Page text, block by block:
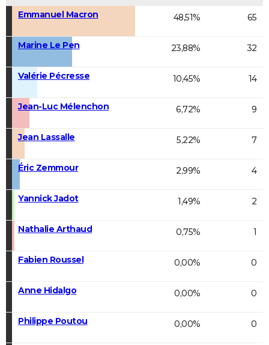
Emmanuel Macron
48,51% 65
Marine Le Pen 23,88% 32
Valérie Pécresse 10,45% 14
Jean-Luc Mélenchon 6,72% 9
Jean Lassalle 5,22% 7
Éric Zemmour 2,99% 4
Yannick Jadot 1,49% 2
Nathalie Arthaud 0,75% 1
Fabien Roussel 0,00% 0
Anne Hidalgo 0,00% 0
Philippe Poutou 0,00% 0